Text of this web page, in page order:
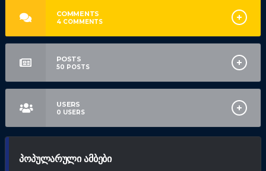
COMMENTS
4 COMMENTS
POSTS
50 POSTS
USERS
0 USERS
ᲞᲝᲞᲣᲚᲐᲠᲣᲚᲘ ᲐᲛᲑᲔᲑᲘ